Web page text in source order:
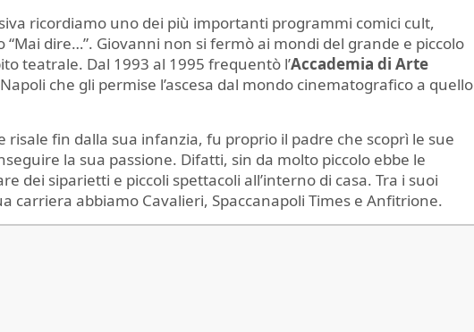
ricordiamo uno dei più importanti programmi comici cult,
“Mai dire…”. Giovanni non si fermò ai mondi del grande e piccolo
teatrale. Dal 1993 al 1995 frequentò l’Accademia di Arte
che gli permise l’ascesa dal mondo cinematografico a quello
risale fin dalla sua infanzia, fu proprio il padre che scoprì le sue
la sua passione. Difatti, sin da molto piccolo ebbe le
dei siparietti e piccoli spettacoli all’interno di casa. Tra i suoi
carriera abbiamo Cavalieri, Spaccanapoli Times e Anfitrione.